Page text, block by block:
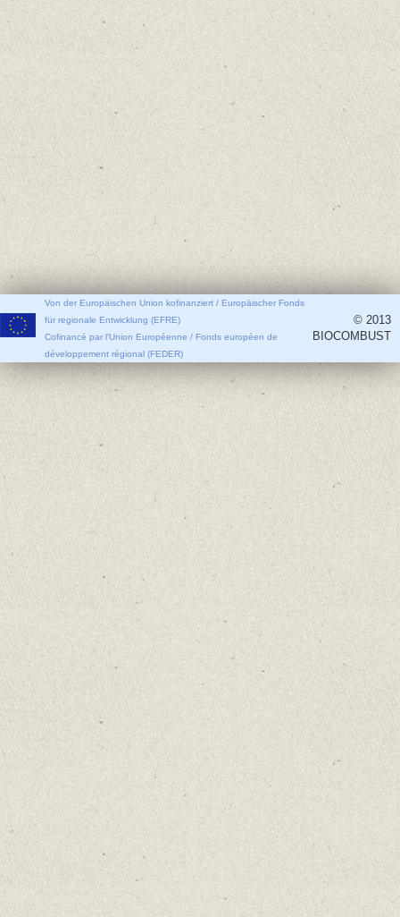
Von der Europäischen Union kofinanziert / Europäischer Fonds
für regionale Entwicklung (EFRE)
Cofinancé par l'Union Européenne / Fonds européen de
développement régional (FEDER)
© 2013
BIOCOMBUST